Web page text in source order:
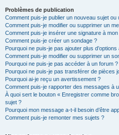
Problèmes de publication
Comment puis-je publier un nouveau sujet ou
Comment puis-je modifier ou supprimer un
Comment puis-je insérer une signature à
Comment puis-je créer un sondage ?
Pourquoi ne puis-je pas ajouter plus
Comment puis-je modifier ou supprimer un
Pourquoi ne puis-je pas accéder à un forum ?
Pourquoi ne puis-je pas transférer de pièces
Pourquoi ai-je reçu un avertissement ?
Comment puis-je rapporter des messages à
À quoi sert le bouton « Enregistrer comme
sujet ?
Pourquoi mon message a-t-il besoin d’être
Comment puis-je remonter mes sujets ?